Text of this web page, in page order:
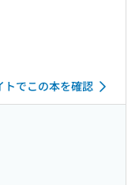
トでこの本を確認